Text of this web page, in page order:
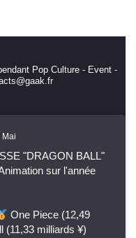
Pop Culture - Event -
Mai
"DRAGON BALL"
sur l'année
One Piece (12,49
(11,33 milliards ¥)